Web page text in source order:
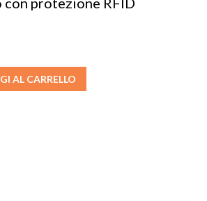
AL CARRELLO